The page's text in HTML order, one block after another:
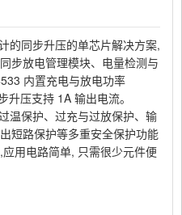
的同步升压的单芯片解决方案,
步放电管理模块、电量检测与
内置充电与放电功率
升压支持 1A 输出电流。
温保护、过充与过放保护、输
短路保护等多重安全保护功能
,应用电路简单, 只需很少元件便